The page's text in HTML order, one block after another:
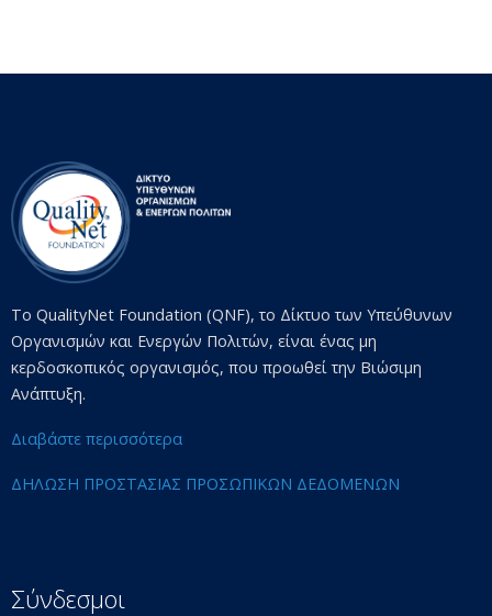
Το QualityNet Foundation (QNF), το Δίκτυο των Υπεύθυνων
Οργανισμών και Ενεργών Πολιτών, είναι ένας μη
κερδοσκοπικός οργανισμός, που προωθεί την Βιώσιμη
Ανάπτυξη.
Διαβάστε περισσότερα
ΔΗΛΩΣΗ ΠΡΟΣΤΑΣΙΑΣ ΠΡΟΣΩΠΙΚΩΝ ΔΕΔΟΜΕΝΩΝ
Σύνδεσμοι